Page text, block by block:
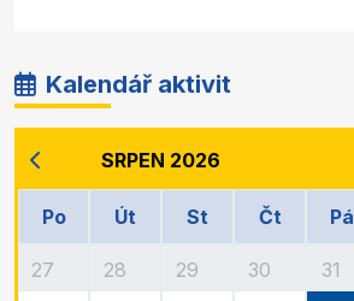
Kalendář aktivit
SRPEN 2026
Po Út St Čt Pá
27 28 29 30 31